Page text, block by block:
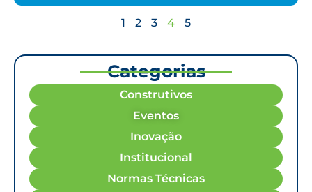
1 2 3 4 5
Categorias
Construtivos
Eventos
Inovação
Institucional
Normas Técnicas